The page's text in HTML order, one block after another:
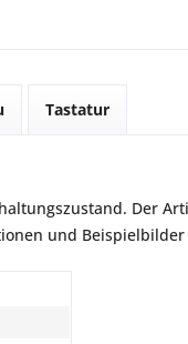
Tastatur
Der
und